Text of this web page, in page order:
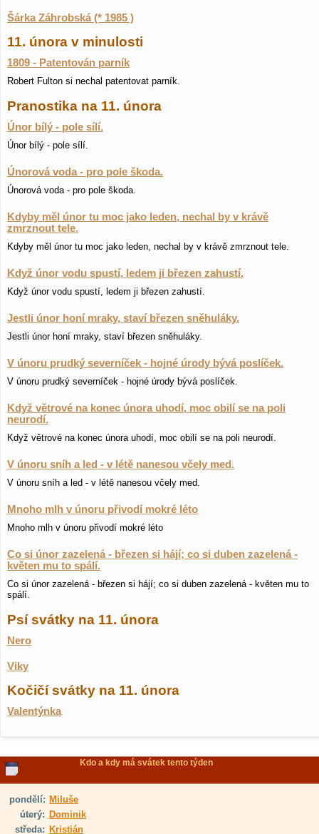
Šárka Záhrobská (* 1985 )
11. února v minulosti
1809 - Patentován parník
Robert Fulton si nechal patentovat parník.
Pranostika na 11. února
Únor bílý - pole sílí.
Únor bílý - pole sílí.
Únorová voda - pro pole škoda.
Únorová voda - pro pole škoda.
Kdyby měl únor tu moc jako leden, nechal by v krávě
zmrznout tele.
Kdyby měl únor tu moc jako leden, nechal by v krávě zmrznout tele.
Když únor vodu spustí, ledem ji březen zahustí.
Když únor vodu spustí, ledem ji březen zahustí.
Jestli únor honí mraky, staví březen sněhuláky.
Jestli únor honí mraky, staví březen sněhuláky.
V únoru prudký severníček - hojné úrody bývá poslíček.
V únoru prudký severníček - hojné úrody bývá poslíček.
Když větrové na konec února uhodí, moc obilí se na poli
neurodí.
Když větrové na konec února uhodí, moc obilí se na poli neurodí.
V únoru sníh a led - v létě nanesou včely med.
V únoru sníh a led - v létě nanesou včely med.
Mnoho mlh v únoru přivodí mokré léto
Mnoho mlh v únoru přivodí mokré léto
Co si únor zazelená - březen si hájí; co si duben zazelená -
květen mu to spálí.
Co si únor zazelená - březen si hájí; co si duben zazelená - květen mu to
spálí.
Psí svátky na 11. února
Nero
Viky
Kočičí svátky na 11. února
Valentýnka
Kdo a kdy má svátek tento týden
pondělí: Miluše
úterý: Dominik
středa: Kristián